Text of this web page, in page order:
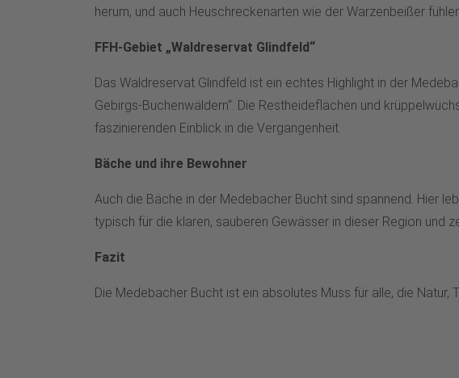
herum, und auch Heuschreckenarten wie der Warzenbeißer
FFH-Gebiet „Waldreservat Glindfeld“
Das Waldreservat Glindfeld ist ein echtes Highlight in der
Gebirgs-Buchenwäldern“. Die Restheideflächen und
faszinierenden Einblick in die Vergangenheit.
Bäche und ihre Bewohner
Auch die Bäche in der Medebacher Bucht sind spannend. Hier
typisch für die klaren, sauberen Gewässer in dieser Region und
Fazit
Die Medebacher Bucht ist ein absolutes Muss für alle, die Natur,